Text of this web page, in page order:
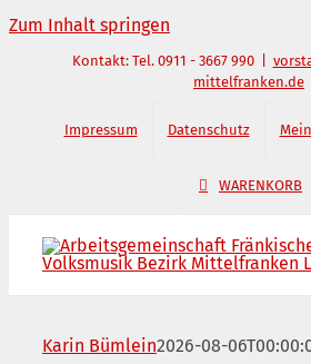
Zum Inhalt springen
Kontakt: Tel. 0911 - 3667 990
mittelfranken.de
Impressum Datenschutz
WARENKORB
Karin Bümlein2026-08-